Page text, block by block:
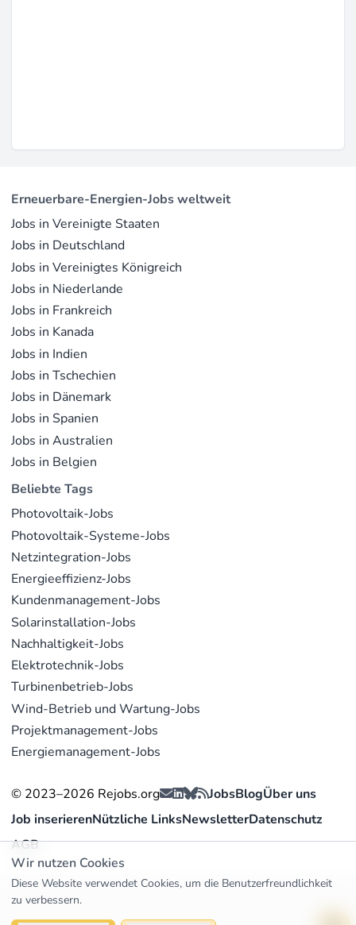
Erneuerbare-Energien-Jobs weltweit
Jobs in Vereinigte Staaten
Jobs in Deutschland
Jobs in Vereinigtes Königreich
Jobs in Niederlande
Jobs in Frankreich
Jobs in Kanada
Jobs in Indien
Jobs in Tschechien
Jobs in Dänemark
Jobs in Spanien
Jobs in Australien
Jobs in Belgien
Beliebte Tags
Photovoltaik-Jobs
Photovoltaik-Systeme-Jobs
Netzintegration-Jobs
Energieeffizienz-Jobs
Kundenmanagement-Jobs
Solarinstallation-Jobs
Nachhaltigkeit-Jobs
Elektrotechnik-Jobs
Turbinenbetrieb-Jobs
Wind-Betrieb und Wartung-Jobs
Projektmanagement-Jobs
Energiemanagement-Jobs
© 2023–2026 Rejobs.org JobsBlogÜber uns
Job inserierenNützliche LinksNewsletterDatenschutz
AGB
Wir nutzen Cookies
Diese Website verwendet Cookies, um die Benutzerfreundlichkeit
zu verbessern.